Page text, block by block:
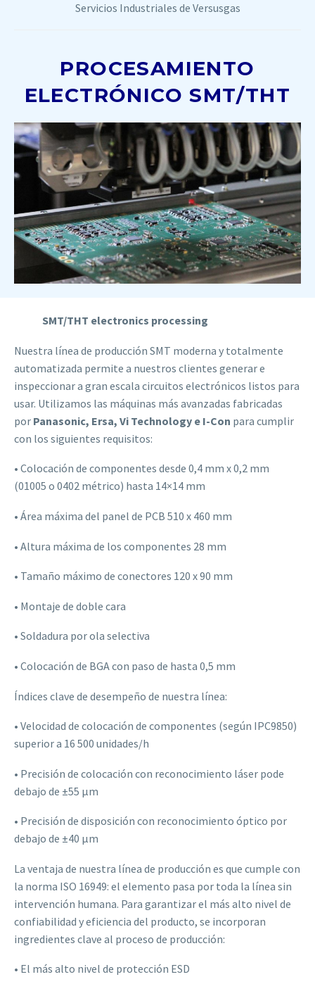
Servicios Industriales de Versusgas
PROCESAMIENTO
ELECTRÓNICO SMT/THT
SMT/THT electronics processing
Nuestra línea de producción SMT moderna y totalmente
automatizada permite a nuestros clientes generar e
inspeccionar a gran escala circuitos electrónicos listos para
usar. Utilizamos las máquinas más avanzadas fabricadas
por Panasonic, Ersa, Vi Technology e I-Con para cumplir
con los siguientes requisitos:
• Colocación de componentes desde 0,4 mm x 0,2 mm
(01005 o 0402 métrico) hasta 14×14 mm
• Área máxima del panel de PCB 510 x 460 mm
• Altura máxima de los componentes 28 mm
• Tamaño máximo de conectores 120 x 90 mm
• Montaje de doble cara
• Soldadura por ola selectiva
• Colocación de BGA con paso de hasta 0,5 mm
Índices clave de desempeño de nuestra línea:
• Velocidad de colocación de componentes (según IPC9850)
superior a 16 500 unidades/h
• Precisión de colocación con reconocimiento láser pode
debajo de ±55 µm
• Precisión de disposición con reconocimiento óptico por
debajo de ±40 µm
La ventaja de nuestra línea de producción es que cumple con
la norma ISO 16949: el elemento pasa por toda la línea sin
intervención humana. Para garantizar el más alto nivel de
confiabilidad y eficiencia del producto, se incorporan
ingredientes clave al proceso de producción:
• El más alto nivel de protección ESD